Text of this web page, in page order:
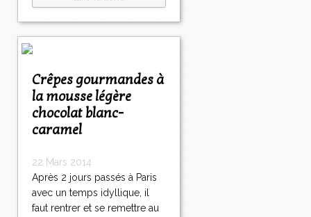
Crêpes gourmandes à
la mousse légère
chocolat blanc-
caramel
22 Mars 2014
Après 2 jours passés à Paris
avec un temps idyllique, il
faut rentrer et se remettre au